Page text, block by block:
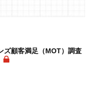
ズ顧客満足（MOT）調査